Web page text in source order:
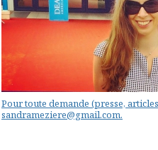
Pour toute demande (presse,
sandrameziere@gmail.com.